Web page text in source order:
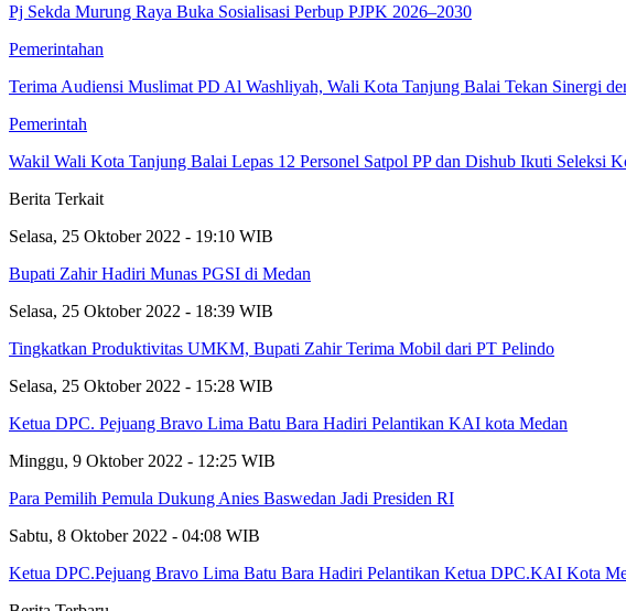
Pj Sekda Murung Raya Buka Sosialisasi Perbup PJPK 2026–2030
Pemerintahan
Terima Audiensi Muslimat PD Al Washliyah, Wali Kota Tanjung Balai Tekan Sinergi
Pemerintah
Wakil Wali Kota Tanjung Balai Lepas 12 Personel Satpol PP dan Dishub Ikuti Seleksi
Berita Terkait
Selasa, 25 Oktober 2022 - 19:10 WIB
Bupati Zahir Hadiri Munas PGSI di Medan
Selasa, 25 Oktober 2022 - 18:39 WIB
Tingkatkan Produktivitas UMKM, Bupati Zahir Terima Mobil dari PT Pelindo
Selasa, 25 Oktober 2022 - 15:28 WIB
Ketua DPC. Pejuang Bravo Lima Batu Bara Hadiri Pelantikan KAI kota Medan
Minggu, 9 Oktober 2022 - 12:25 WIB
Para Pemilih Pemula Dukung Anies Baswedan Jadi Presiden RI
Sabtu, 8 Oktober 2022 - 04:08 WIB
Ketua DPC.Pejuang Bravo Lima Batu Bara Hadiri Pelantikan Ketua DPC.KAI Kota